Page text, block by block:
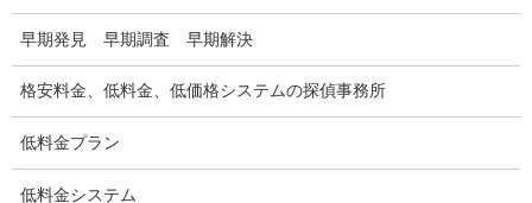
車両調査
浮気調査地域
浮気調査関連調査
ドメスティックバイオレンスDV調査
早期発見 早期調査 早期解決
格安料金、低料金、低価格システムの探偵事務所
低料金プラン
低料金システム